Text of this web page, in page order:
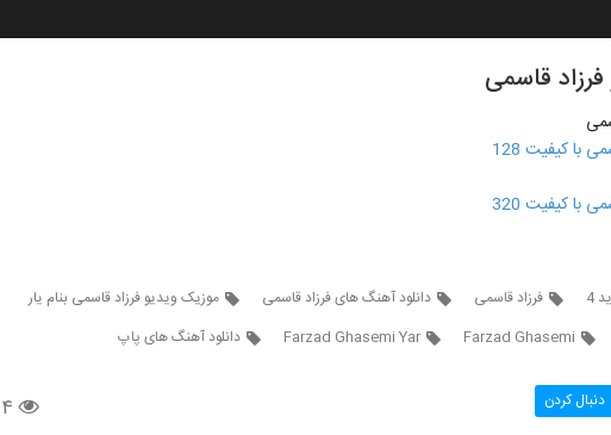
قاسمی
با کیفیت 128
با کیفیت 320
4 فرزاد قاسمی دانلود آهنگ های فرزاد قاسمی
موزیک ویدیو فرزاد قاسمی بنام یار
Farzad Ghasemi
Farzad Ghasemi Yar دانلود آهنگ های پاپ
۲۱۴ دنبال کردن